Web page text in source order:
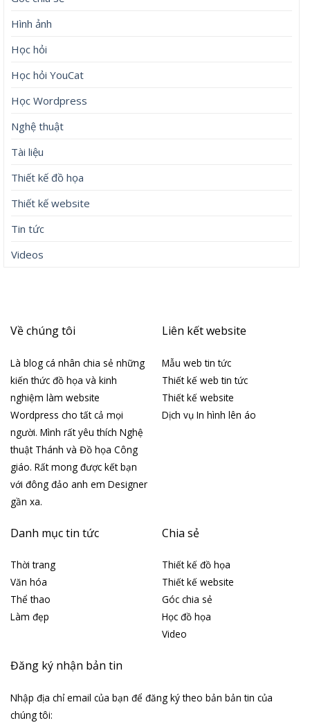
Hình ảnh
Học hỏi
Học hỏi YouCat
Học Wordpress
Nghệ thuật
Tài liệu
Thiết kế đồ họa
Thiết kế website
Tin tức
Videos
Về chúng tôi
Là blog cá nhân chia sẻ những
kiến thức đồ họa và kinh
nghiệm làm website
Wordpress cho tất cả mọi
người. Mình rất yêu thích Nghệ
thuật Thánh và Đồ họa Công
giáo. Rất mong được kết bạn
với đông đảo anh em Designer
gần xa.
Liên kết website
Mẫu web tin tức
Thiết kế web tin tức
Thiết kế website
Dịch vụ In hình lên áo
Danh mục tin tức
Thời trang
Văn hóa
Thể thao
Làm đẹp
Chia sẻ
Thiết kế đồ họa
Thiết kế website
Góc chia sẻ
Học đồ họa
Video
Đăng ký nhận bản tin
Nhập địa chỉ email của bạn để đăng ký theo bản bản tin của
chúng tôi: